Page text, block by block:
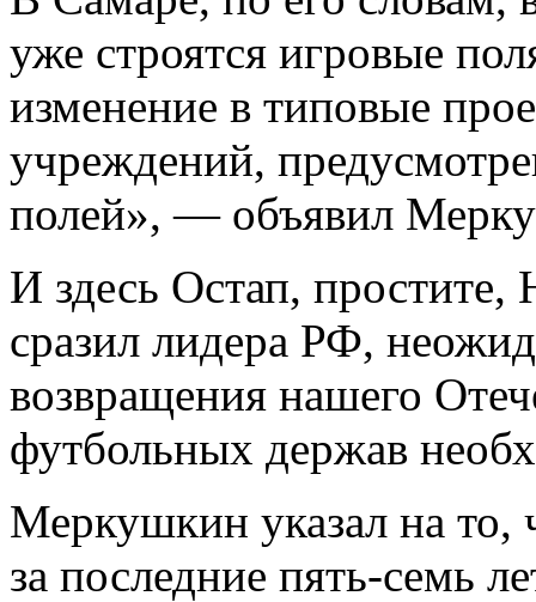
уже строятся игровые
изменение в типовые
учреждений,
полей», — объявил
И здесь Остап, простите,
сразил лидера РФ,
возвращения нашего
футбольных держав
Меркушкин указал на то,
за последние пять-семь